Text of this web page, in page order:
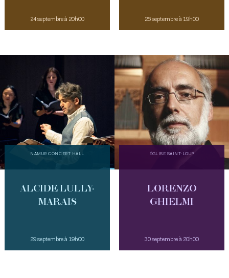
24 septembre à 20h00 26 septembre à 19h00
NAMUR CONCERT HALL
ALCIDE LULLY-
MARAIS
29 septembre à 19h00
ÉGLISE SAINT-LOUP
LORENZO
GHIELMI
30 septembre à 20h00